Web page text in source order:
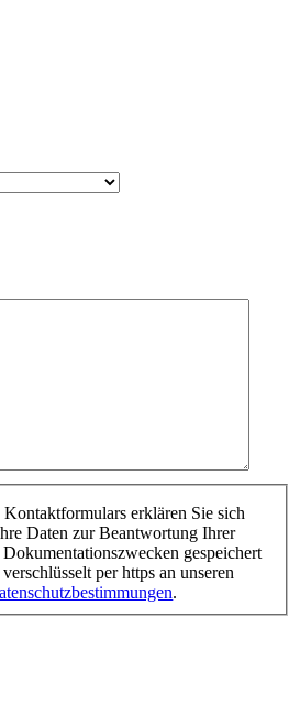
erklären Sie sich
Daten zur Beantwortung Ihrer
gespeichert
per https an unseren
.